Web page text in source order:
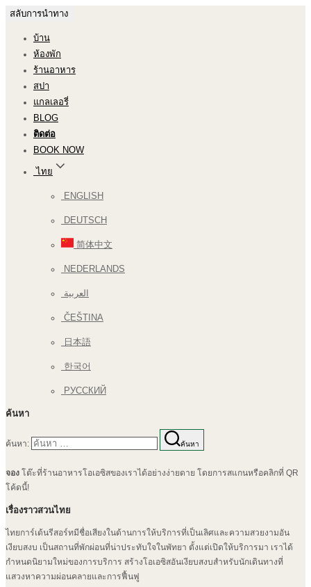
สลับการนำทาง
บ้าน
ห้องพัก
ร้านอาหาร
สปา
แกลเลอรี่
BLOG
ติดต่อ
BOOK NOW
ไทย
ENGLISH
DEUTSCH
简体中文
NEDERLANDS
العربية
ČEŠTINA
日本語
한국어
РУССКИЙ
ค้นหา
ค้นหา: ค้นหา
จอง โต๊ะที่ร้านอาหารโอเอซิสของเราได้อย่างง่ายดาย โดยการสแกนหรือคลิกที่ QR
โค้ดนี้!
เรื่องราวสวนไทย
ไทยการ์เด้นรีสอร์ทมีชื่อเสียงในด้านการให้บริการที่เป็นเลิศและความสวยงามอัน
เงียบสงบ เป็นสถานที่พักผ่อนที่น่าประทับใจในพัทยา ตั้งแต่เปิดให้บริการมา เราได้
กำหนดนิยามใหม่ของการบริการ สร้างโอเอซิสอันเงียบสงบสำหรับนักเดินทางที่
แสวงหาความผ่อนคลายและการฟื้นฟู